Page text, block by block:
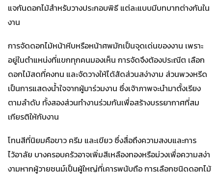
แจกันดอกไม้สำหรับวางประกอบพิธี แต่ละแบบมีบทบาทต่างกันใน
งาน
การจัดดอกไม้หน้าหีบหรือหน้าศพมักเป็นจุดเด่นของงาน เพราะ
อยู่ในตำแหน่งที่แขกทุกคนมองเห็น การจัดจึงต้องประณีต เลือก
ดอกไม้สดที่คงทน และจัดวางให้ได้สัดส่วนสง่างาม ส่วนพวงหรีด
เป็นการแสดงน้ำใจจากผู้มาร่วมงาน ซึ่งเจ้าภาพจะนำมาตั้งเรียง
ตามลำดับ ทั้งสองส่วนทำงานร่วมกันเพื่อสร้างบรรยากาศที่สม
เกียรติให้กับงาน
โทนสีที่นิยมคือขาว ครีม และเขียว ซึ่งสื่อถึงความสงบและการ
ไว้อาลัย บางครอบครัวอาจเพิ่มสีเหลืองทองหรือม่วงเพื่อความสง่า
งามหากผู้วายชนม์เป็นผู้ใหญ่ที่เคารพนับถือ การเลือกชนิดดอกไม้